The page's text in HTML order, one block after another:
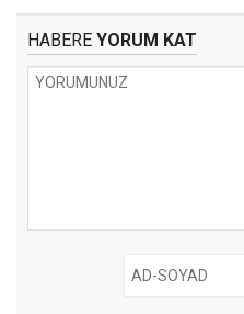
HABERE YORUM KAT